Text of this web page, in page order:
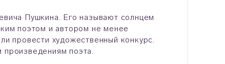
Пушкина. Его называют солнцем
поэтом и автором не менее
провести художественный конкурс.
поэта.